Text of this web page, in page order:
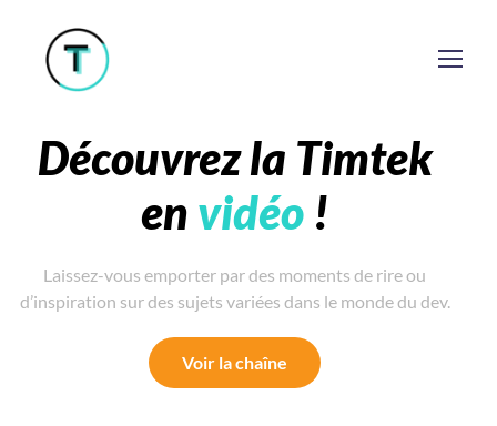
Découvrez la Timtek
en vidéo !
Laissez-vous emporter par des moments de rire ou
d’inspiration sur des sujets variées dans le monde du dev.
Voir la chaîne